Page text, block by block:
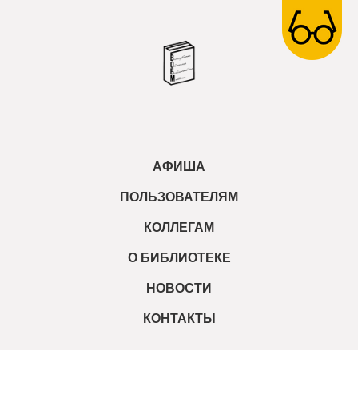
АФИША
ПОЛЬЗОВАТЕЛЯМ
КОЛЛЕГАМ
О БИБЛИОТЕКЕ
НОВОСТИ
КОНТАКТЫ